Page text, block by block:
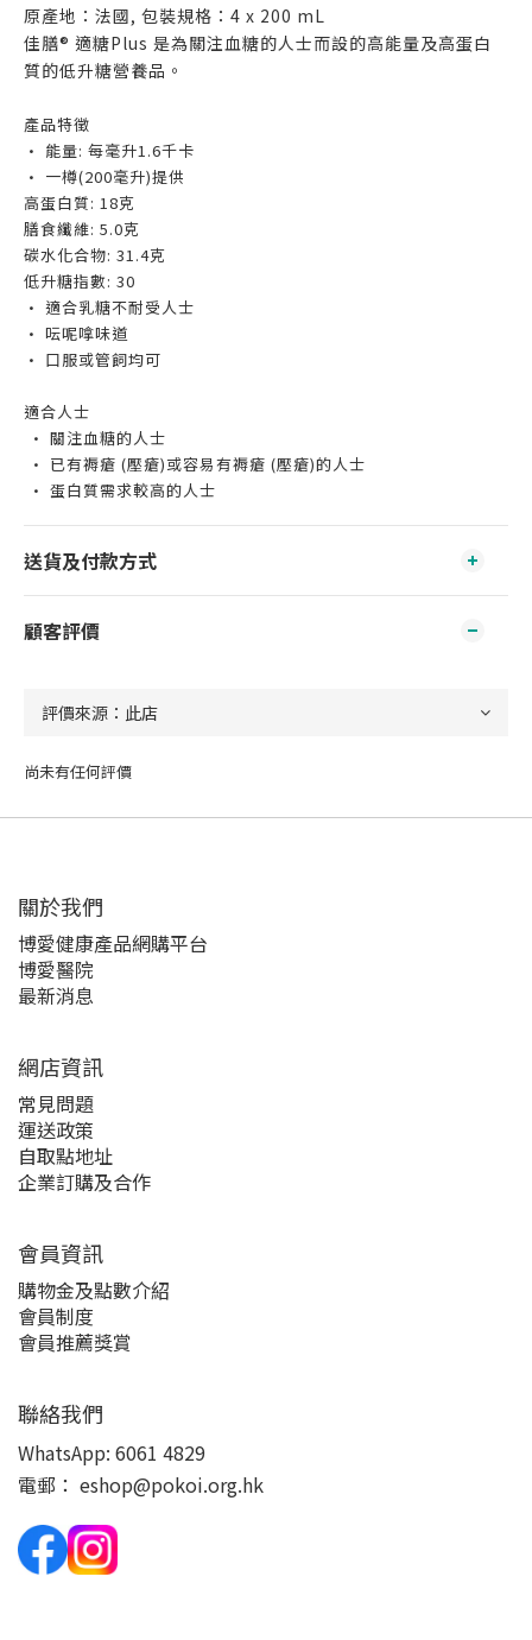
原產地：法國, 包裝規格：4 x 200 mL
佳膳® 適糖Plus 是為關注血糖的人士而設的高能量及高蛋白
質的低升糖營養品。
產品特徵
• 能量: 每毫升1.6千卡
• 一樽(200毫升)提供
高蛋白質: 18克
膳食纖維: 5.0克
碳水化合物: 31.4克
低升糖指數: 30
• 適合乳糖不耐受人士
• 呍呢嗱味道
• 口服或管飼均可
適合人士
• 關注血糖的人士
• 已有褥瘡 (壓瘡)或容易有褥瘡 (壓瘡)的人士
• 蛋白質需求較高的人士
送貨及付款方式
顧客評價
尚未有任何評價
關於我們‎
博愛健康產品網購平台
博愛醫院
最新消息
網店資訊
常見問題
運送政策
自取點地址
企業訂購及合作
會員資訊
購物金及點數介紹
會員制度
會員推薦獎賞
聯絡我們
WhatsApp: 6061 4829
電郵： eshop@pokoi.org.hk